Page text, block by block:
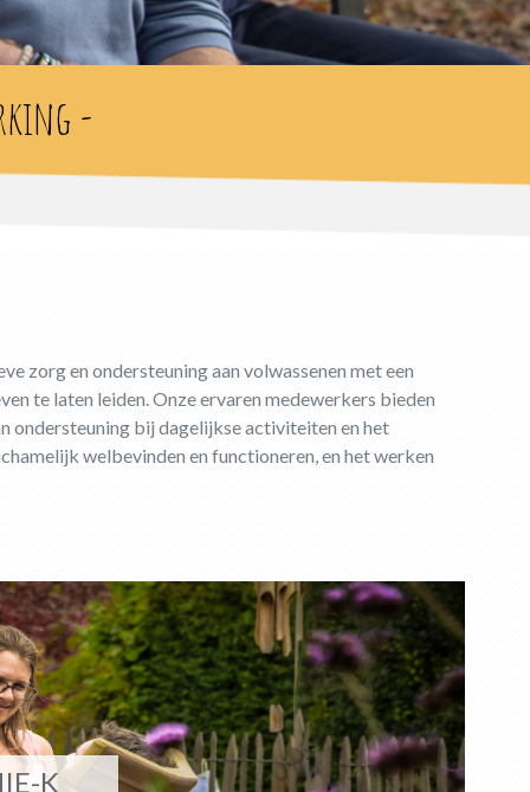
-
zorg en ondersteuning aan volwassenen met een
te laten leiden. Onze ervaren medewerkers bieden
ondersteuning bij dagelijkse activiteiten en het
welbevinden en functioneren, en het werken
K